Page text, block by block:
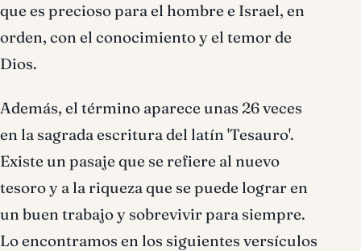
que es precioso para el hombre e Israel, en
orden, con el conocimiento y el temor de
Dios.
Además, el término aparece unas 26 veces
en la sagrada escritura del latín 'Tesauro'.
Existe un pasaje que se refiere al nuevo
tesoro y a la riqueza que se puede lograr en
un buen trabajo y sobrevivir para siempre.
Lo encontramos en los siguientes versículos